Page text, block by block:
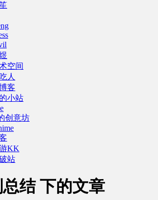
空间
人
客
小站
创意坊
KK
站
结 下的文章